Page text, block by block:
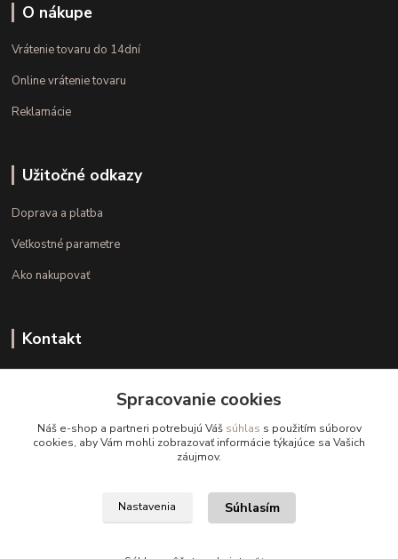
O nákupe
Vrátenie tovaru do 14dní
Online vrátenie tovaru
Reklamácie
Užitočné odkazy
Doprava a platba
Veľkostné parametre
Ako nakupovať
Kontakt
(Po.-Pi. 10.00 - 15.00)
info@kvalitnaBielizen.sk
Copyright © kvalitnabielizen.sk
Spracovanie cookies
Náš e-shop a partneri potrebujú Váš súhlas s použitím súborov
cookies, aby Vám mohli zobrazovať informácie týkajúce sa Vašich
záujmov.
Nastavenia Súhlasím